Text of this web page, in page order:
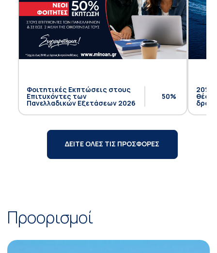
Φοιτητικές Εκπτώσεις στους
Επιτυχόντες των
Πανελλαδικών Εξετάσεων 2026
50%
20%
θέση
ΔΕΙΤΕ ΟΛΕΣ ΤΙΣ ΠΡΟΣΦΟΡΕΣ
Προορισμοί